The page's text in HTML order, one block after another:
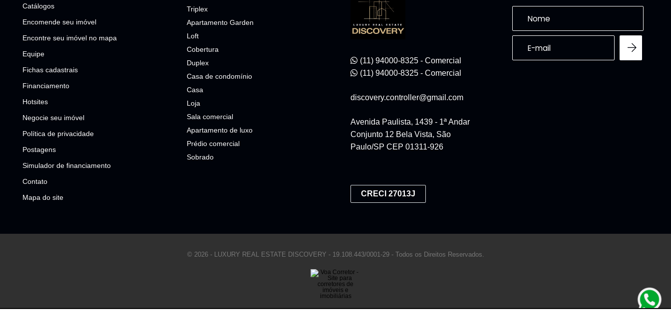
Catálogos
Encomende seu imóvel
Encontre seu imóvel no mapa
Equipe
Fichas cadastrais
Financiamento
Hotsites
Negocie seu imóvel
Política de privacidade
Postagens
Simulador de financiamento
Contato
Mapa do site
Triplex
Apartamento Garden
Loft
Cobertura
Duplex
Casa de condomínio
Casa
Loja
Sala comercial
Apartamento de luxo
Prédio comercial
Sobrado
(11) 94000-8325 - Comercial
(11) 94000-8325 - Comercial
discovery.controller@gmail.com
Avenida Paulista, 1439 - 1ª Andar
Conjunto 12 Bela Vista, São
Paulo/SP CEP 01311-926
CRECI 27013J
© 2026 - LUXURY REAL ESTATE DISCOVERY - 19.108.443/0001-29 - Todos os Direitos Reservados.